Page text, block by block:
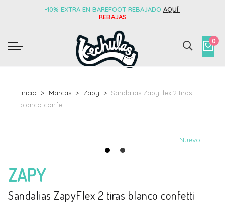
-10% EXTRA EN BAREFOOT REBAJADO AQUÍ
REBAJAS
0
Inicio Marcas Zapy
Sandalias ZapyFlex 2 tiras
blanco confetti
Nuevo
ZAPY
Sandalias ZapyFlex 2 tiras blanco confetti